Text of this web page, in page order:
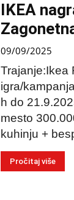
IKEA
09/09/2025
Trajanje:Ikea
igra/
h do
mesto
kuhinju +
Pročitaj više